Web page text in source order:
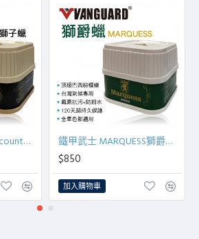
鐵甲武士 黑獅蠟(Viscount獅子蠟)330g 鐵甲武士 MARQUESS獅爵蠟330g
$850
加入購物車